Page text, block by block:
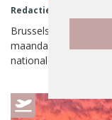
Redactie Reisbizz
Brussels Airport
maandag 13 januari
nationale